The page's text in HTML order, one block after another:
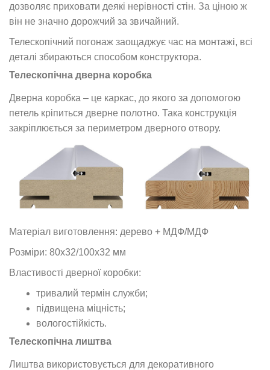
дозволяє приховати деякі нерівності стін. За ціною ж
він не значно дорожчий за звичайний.
Телескопічний погонаж заощаджує час на монтажі, всі
деталі збираються способом конструктора.
Телескопічна дверна коробка
Дверна коробка – це каркас, до якого за допомогою
петель кріпиться дверне полотно. Така конструкція
закріплюється за периметром дверного отвору.
Матеріал виготовлення: дерево + МДФ/МДФ
Розміри: 80х32/100х32 мм
Властивості дверної коробки:
тривалий термін служби;
підвищена міцність;
вологостійкість.
Телескопічна лиштва
Лиштва використовується для декоративного